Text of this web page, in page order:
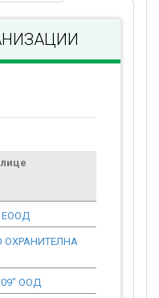
ЕООД
ОХРАНИТЕЛНА
09" ООД